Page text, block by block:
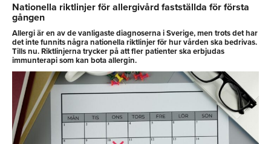
Nationella riktlinjer för allergivård fastställda för första
gången
Allergi är en av de vanligaste diagnoserna i Sverige, men trots det har
det inte funnits några nationella riktlinjer för hur vården ska bedrivas.
Tills nu. Riktlinjerna trycker på att fler patienter ska erbjudas
immunterapi som kan bota allergin.